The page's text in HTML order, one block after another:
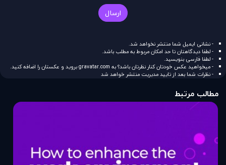
ارسال
- نشانی ایمیل شما منتشر نخواهد شد.
- لطفا دیدگاهتان تا حد امکان مربوط به مطلب باشد.
- لطفا فارسی بنویسید.
- میخواهید عکس خودتان کنار نظرتان باشد؟ به gravatar.comبروید و عکستان را اضافه کنید.
- نظرات شما بعد از تایید مدیریت منتشر خواهد شد
مطالب مرتبط